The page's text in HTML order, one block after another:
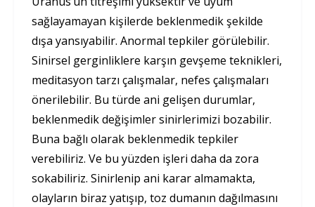
sağlayamayan kişilerde beklenmedik şekilde
dışa yansıyabilir. Anormal tepkiler görülebilir.
Sinirsel gerginliklere karşın gevşeme teknikleri,
meditasyon tarzı çalışmalar, nefes çalışmaları
önerilebilir. Bu türde ani gelişen durumlar,
beklenmedik değişimler sinirlerimizi bozabilir.
Buna bağlı olarak beklenmedik tepkiler
verebiliriz. Ve bu yüzden işleri daha da zora
sokabiliriz. Sinirlenip ani karar almamakta,
olayların biraz yatışıp, toz dumanın dağılmasını